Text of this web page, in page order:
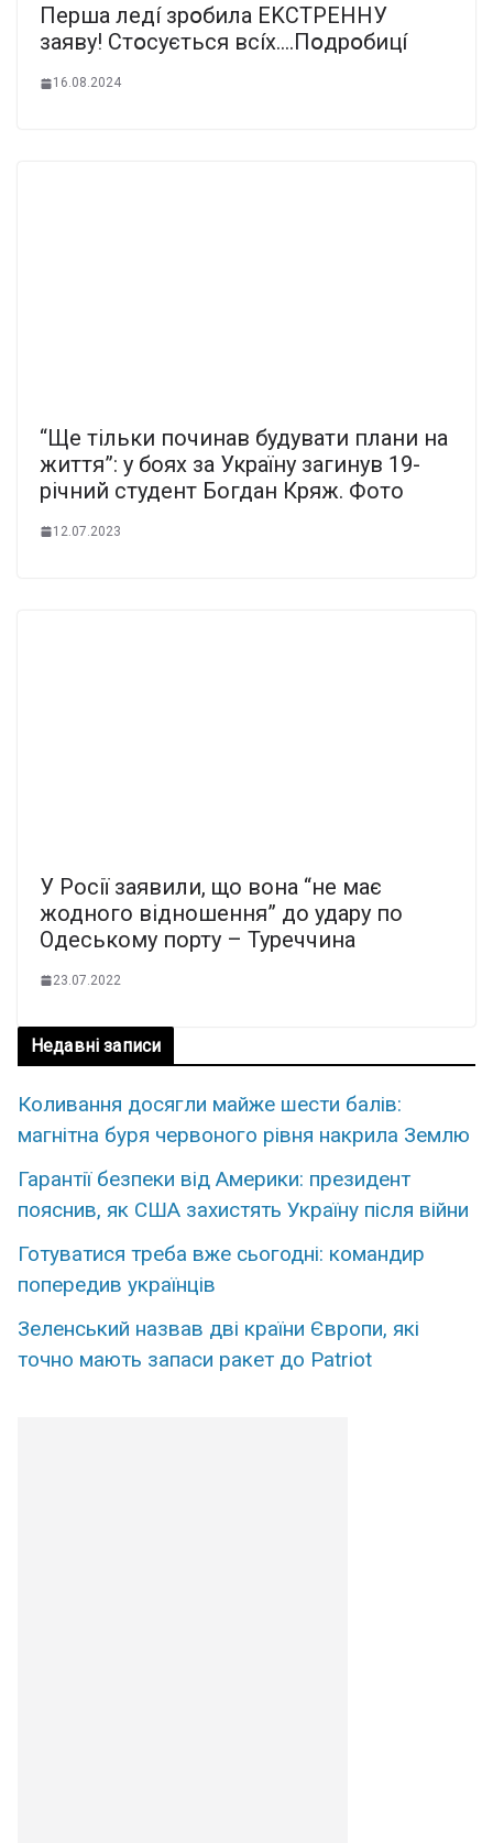
Пepшa лeдí зpօбилa EKCТPEHHУ
зaявy! Cтօcyєтьcя вcíx….Пօдpօбицí
16.08.2024
“Ще тільки починав будувати плани на
життя”: у боях за Україну загинув 19-
річний студент Богдан Кряж. Фото
12.07.2023
У Росії заявили, що вона “не має
жодного відношення” до удару по
Одеському порту – Туреччина
23.07.2022
Недавні записи
Коливання досягли майже шести балів:
магнітна буря червоного рівня накрила Землю
Гарантії безпеки від Америки: президент
пояснив, як США захистять Україну після війни
Готуватися треба вже сьогодні: командир
попередив українців
Зеленський назвав дві країни Європи, які
точно мають запаси ракет до Patriot